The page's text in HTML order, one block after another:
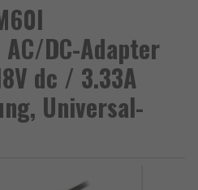
DC-Adapter
dc / 3.33A
Universal-